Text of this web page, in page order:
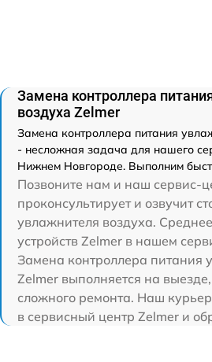
Замена контроллера
воздуха Zelmer
Замена контроллера питания
- несложная задача для нашего
Нижнем Новгороде. Выполним
Позвоните нам и наш сервис-
проконсультирует и озвучит
увлажнителя воздуха.
устройств Zelmer в нашем
Замена контроллера питания
Zelmer выполняется на
сложного ремонта. Наш курьер
в сервисный центр Zelmer и